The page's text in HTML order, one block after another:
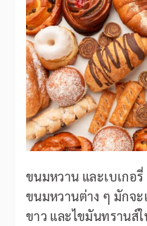
ขนมหวาน และเบเกอ
ขนมหวานต่าง ๆ มักจ
ขาว และไขมันทรานส์